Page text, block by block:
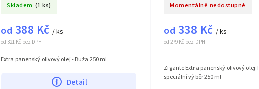
Skladem (1 ks)
od 321 Kč bez DPH
od 388 Kč / ks
Detail
Extra panenský olivový olej - Buža 250 ml
Momentálně nedostupné
od 279 Kč bez DPH
od 338 Kč/ ks
Zigante Extra panenský olivový
speciální výběr 250 ml